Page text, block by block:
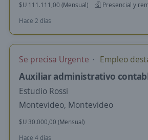
$U 111.111,00 (Mensual)
Presencial y
Hace 2 días
Se precisa Urgente Empleo
Auxiliar administrativo
Estudio Rossi
Montevideo, Montevideo
$U 30.000,00 (Mensual)
Hace 4 días